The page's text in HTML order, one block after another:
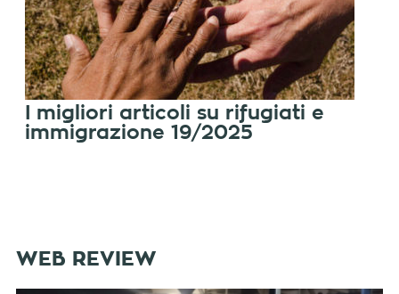
I migliori articoli su rifugiati e
immigrazione 19/2025
WEB REVIEW